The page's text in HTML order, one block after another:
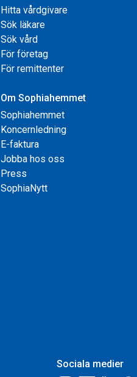
Hitta vårdgivare
Sök läkare
Sök vård
För företag
För remittenter
Om Sophiahemmet
Sophiahemmet
Koncernledning
E-faktura
Jobba hos oss
Press
SophiaNytt
Sociala medier